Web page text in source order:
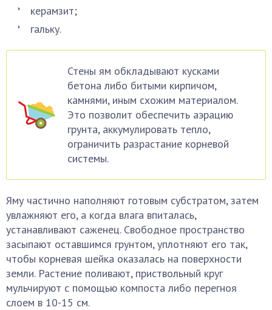
керамзит;
гальку.
Стены ям обкладывают кусками
бетона либо битыми кирпичом,
камнями, иным схожим материалом.
Это позволит обеспечить аэрацию
грунта, аккумулировать тепло,
ограничить разрастание корневой
системы.
Яму частично наполняют готовым субстратом, затем
увлажняют его, а когда влага впиталась,
устанавливают саженец. Свободное пространство
засыпают оставшимся грунтом, уплотняют его так,
чтобы корневая шейка оказалась на поверхности
земли. Растение поливают, приствольный круг
мульчируют с помощью компоста либо перегноя
слоем в 10-15 см.